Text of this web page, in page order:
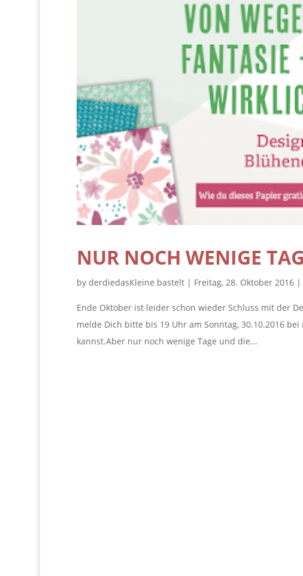
NUR NOCH WENIGE
by derdiedasKleine bastelt| Freitag, 28. Oktober 2016|
Ende Oktober ist leider schon wieder Schluss mit der
melde Dich bitte bis 19 Uhr am Sonntag, 30.10.2016
kannst.Aber nur noch wenige Tage und die...